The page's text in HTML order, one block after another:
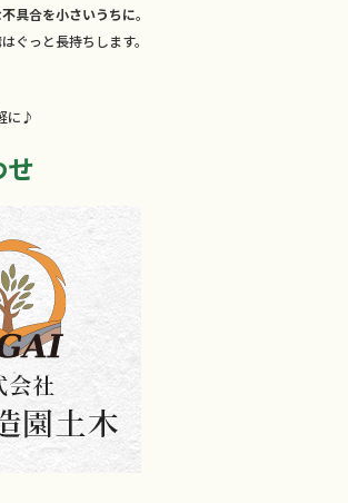
具合を小さいうちに。
ぐっと長持ちします。
に♪